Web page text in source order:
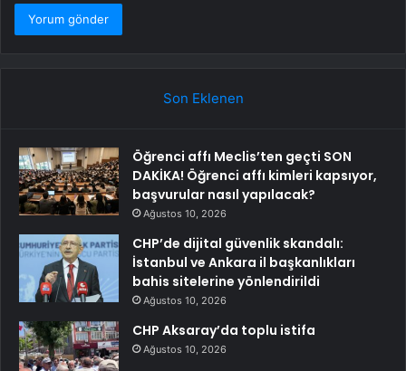
Son Eklenen
Öğrenci affı Meclis’ten geçti SON
DAKİKA! Öğrenci affı kimleri kapsıyor,
başvurular nasıl yapılacak?
Ağustos 10, 2026
CHP’de dijital güvenlik skandalı:
İstanbul ve Ankara il başkanlıkları
bahis sitelerine yönlendirildi
Ağustos 10, 2026
CHP Aksaray’da toplu istifa
Ağustos 10, 2026